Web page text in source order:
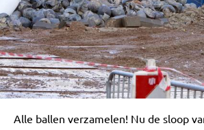
Alle ballen verzamelen! Nu de sloop